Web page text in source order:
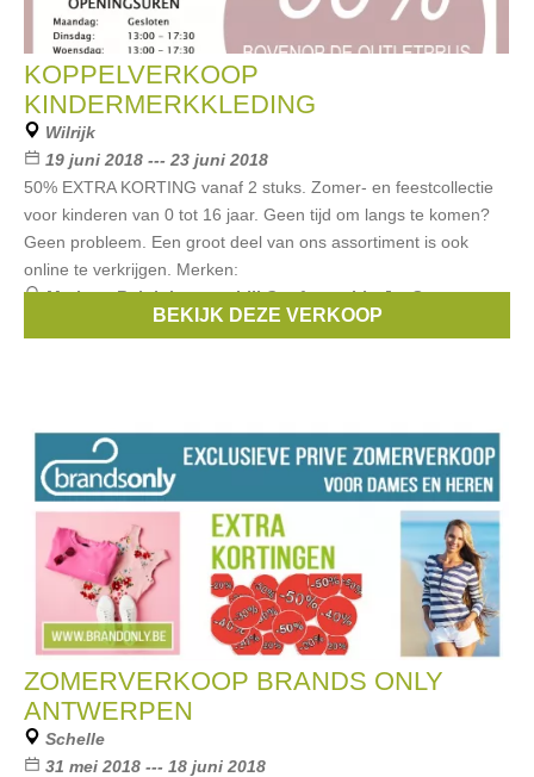
KOPPELVERKOOP
KINDERMERKKLEDING
Wilrijk
19 juni 2018 --- 23 juni 2018
50% EXTRA KORTING vanaf 2 stuks. Zomer- en feestcollectie
voor kinderen van 0 tot 16 jaar. Geen tijd om langs te komen?
Geen probleem. Een groot deel van ons assortiment is ook
online te verkrijgen. Merken:
Merken:Ralph Lauren,Lili Gaufrette,Liu Jo,Scapa,
BEKIJK DEZE VERKOOP
ZOMERVERKOOP BRANDS ONLY
ANTWERPEN
Schelle
31 mei 2018 --- 18 juni 2018